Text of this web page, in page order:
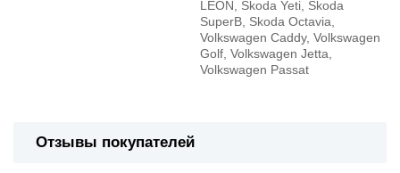
LEON, Skoda Yeti, Skoda
SuperB, Skoda Octavia,
Volkswagen Caddy, Volkswagen
Golf, Volkswagen Jetta,
Volkswagen Passat
Отзывы покупателей